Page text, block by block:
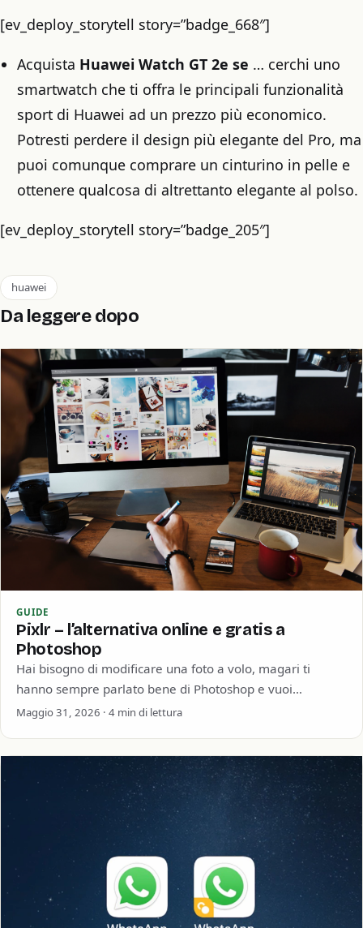
[ev_deploy_storytell story=”badge_668″]
Acquista Huawei Watch GT 2e se … cerchi uno
smartwatch che ti offra le principali funzionalità
sport di Huawei ad un prezzo più economico.
Potresti perdere il design più elegante del Pro, ma
puoi comunque comprare un cinturino in pelle e
ottenere qualcosa di altrettanto elegante al polso.
[ev_deploy_storytell story=”badge_205″]
huawei
Da leggere dopo
GUIDE
Pixlr – l’alternativa online e gratis a
Photoshop
Hai bisogno di modificare una foto a volo, magari ti
hanno sempre parlato bene di Photoshop e vuoi
utilizzarlo. Hai scoperto che…
Maggio 31, 2026 · 4 min di lettura